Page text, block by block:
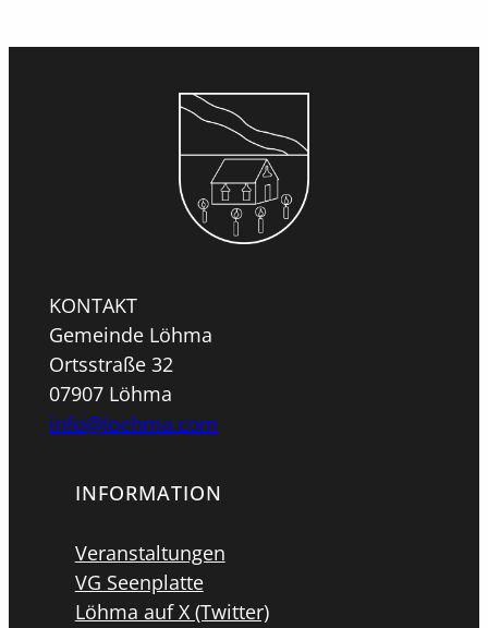
KONTAKT
Gemeinde Löhma
Ortsstraße 32
07907 Löhma
info@loehma.com
INFORMATION
Veranstaltungen
VG Seenplatte
Löhma auf X (Twitter)